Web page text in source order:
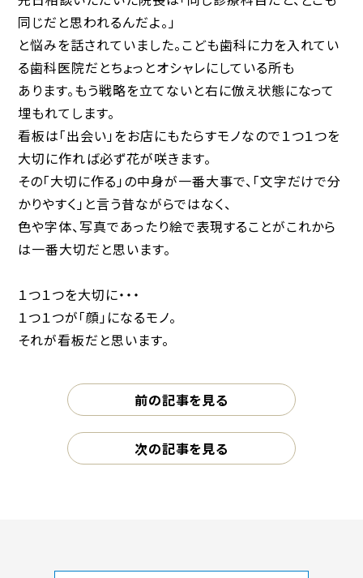
同じだと思われるんだよ。」
と悩みを話されていました。こども歯科に力を入れてい
る歯科医院だとちょっとオシャレにしている所も
あります。もう戦略を立てないと右に倣え状態になって
埋もれてします。
看板は「出会い」をお店にもたらすモノなので１つ１つを
大切に作れば必ず花が咲きます。
その「大切に作る」の中身が一番大事で、「文字だけで分
かりやすく」と言う昔ながらではなく、
色や字体、写真であったり絵で表現することがこれから
は一番大切だと思います。
１つ１つを大切に・・・
１つ１つが「顔」になるモノ。
それが看板だと思います。
前の記事を見る
次の記事を見る